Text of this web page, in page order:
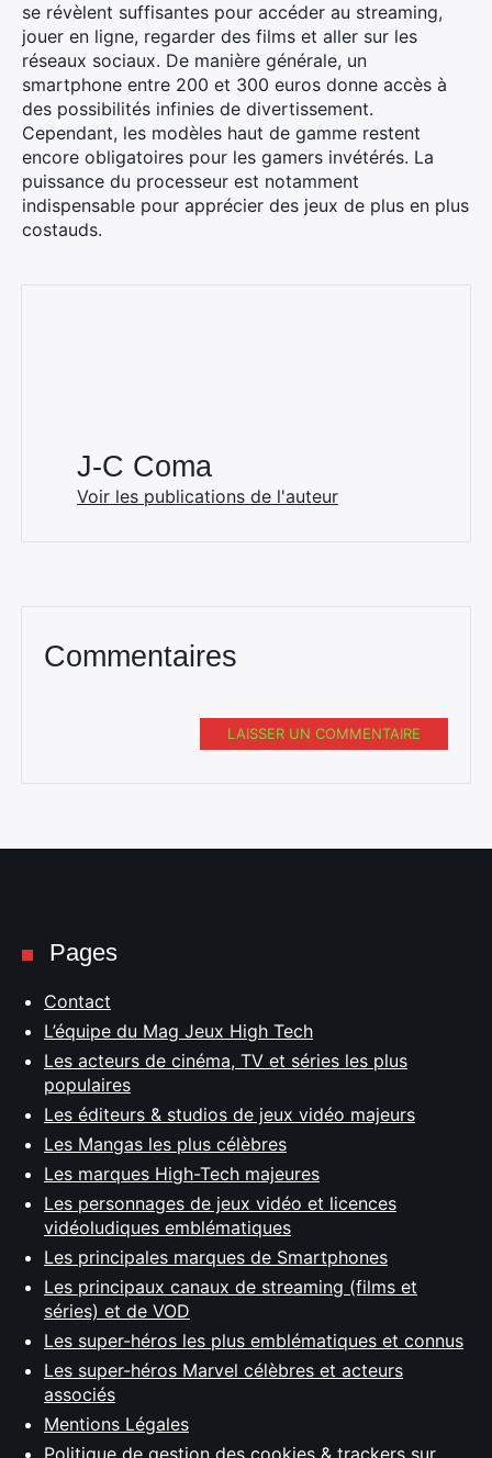
se révèlent suffisantes pour accéder au streaming,
jouer en ligne, regarder des films et aller sur les
réseaux sociaux. De manière générale, un
smartphone entre 200 et 300 euros donne accès à
des possibilités infinies de divertissement.
Cependant, les modèles haut de gamme restent
encore obligatoires pour les gamers invétérés. La
puissance du processeur est notamment
indispensable pour apprécier des jeux de plus en plus
costauds.
J-C Coma
Voir les publications de l'auteur
Commentaires
LAISSER UN COMMENTAIRE
Pages
Contact
L’équipe du Mag Jeux High Tech
Les acteurs de cinéma, TV et séries les plus
populaires
Les éditeurs & studios de jeux vidéo majeurs
Les Mangas les plus célèbres
Les marques High-Tech majeures
Les personnages de jeux vidéo et licences
vidéoludiques emblématiques
Les principales marques de Smartphones
Les principaux canaux de streaming (films et
séries) et de VOD
Les super-héros les plus emblématiques et connus
Les super-héros Marvel célèbres et acteurs
associés
Mentions Légales
Politique de gestion des cookies & trackers sur